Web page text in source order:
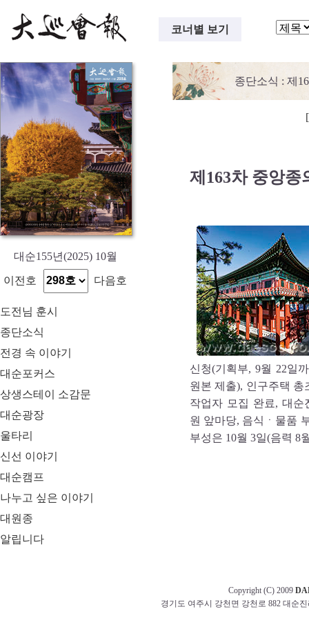
코너별 보기
대순155년(2025) 10월
이전호 다음호
도전님 훈시
종단소식
전경 속 이야기
대순포커스
상생스테이 소감문
대순광장
울타리
신선 이야기
대순캠프
나누고 싶은 이야기
대원종
알립니다
종단소식 : 제
제163차 중앙종
신청(기획부, 9월 22일
원본 제출), 인구주택
작업자 모집 완료, 대순
원 앞마당, 음식ㆍ물품
부성은 10월 3일(음력 8
Copyright (C) 2009
경기도 여주시 강천면 강천로 882 대순진